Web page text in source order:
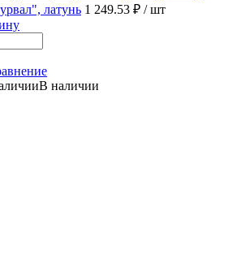
латунь 1 249.53 ₽ / шт
В наличии